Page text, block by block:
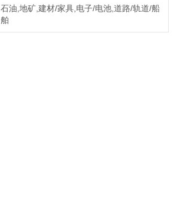
石油,地矿,建材/家具,电子/电池,道路/轨道/船
舶